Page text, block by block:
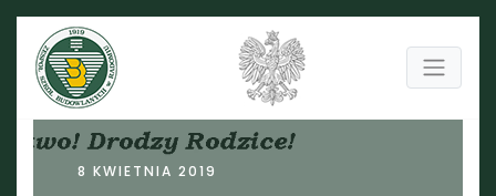
8 KWIETNIA 2019